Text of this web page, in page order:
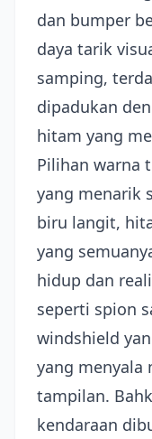
dan bumper
daya tarik
samping,
dipadukan
hitam yang
Pilihan warna
yang menarik
biru langit,
yang
hidup dan
seperti spion
windshield
yang menyala
tampilan.
kendaraan